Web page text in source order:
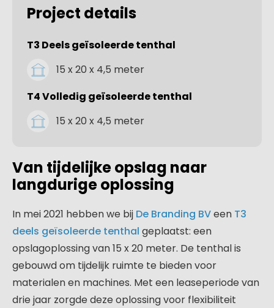
Project details
T3 Deels geïsoleerde tenthal
15 x 20 x 4,5 meter
T4 Volledig geïsoleerde tenthal
15 x 20 x 4,5 meter
Van tijdelijke opslag naar
langdurige oplossing
In mei 2021 hebben we bij De Branding BVeen T3
deels geïsoleerde tenthal geplaatst: een
opslagoplossing van 15 x 20 meter. De tenthal is
gebouwd om tijdelijk ruimte te bieden voor
materialen en machines. Met een leaseperiode van
drie jaar zorgde deze oplossing voor flexibiliteit